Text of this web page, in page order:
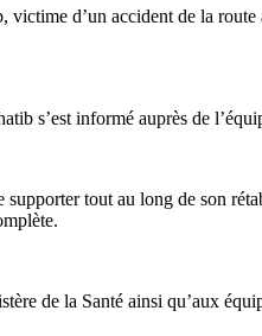
d’un accident de la route
s’est informé auprès de
tout au long de son
de la Santé ainsi qu’aux